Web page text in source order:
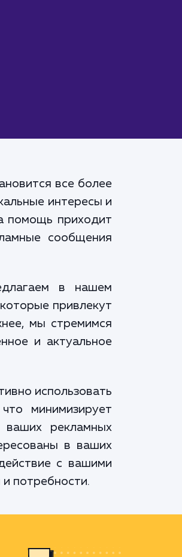
все более
интересы и
помощь приходит
сообщения
в нашем
привлекут
мы стремимся
и актуальное
использовать
минимизирует
ваших рекламных
в ваших
с вашими
потребности.